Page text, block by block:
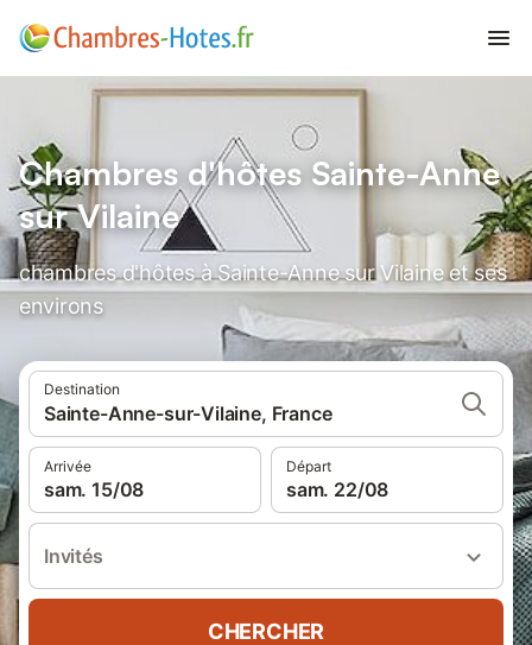
Chambres d'hôtes Sainte-Anne
sur Vilaine
chambres d'hôtes à Sainte-Anne sur Vilaine et ses
environs
Destination
Sainte-Anne-sur-Vilaine, France
Arrivée
sam. 15/08
Départ
sam. 22/08
Invités
CHERCHER